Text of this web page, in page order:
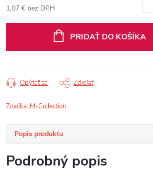
1,07 € bez DPH
PRIDAŤ DO KOŠÍKA
Opýtať sa Zdieľať
Značka: M-Collection
Popis produktu
Podrobný popis